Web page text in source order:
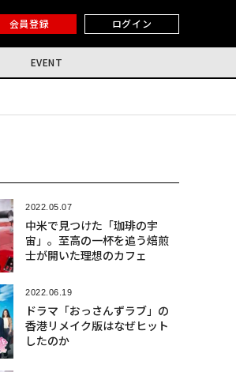
会員登録 ログイン
EVENT
2022.05.07
中米で見つけた「珈琲の宇
宙」。至高の一杯を追う焙煎
士が開いた理想のカフェ
2022.06.19
ドラマ「おっさんずラブ」の
香港リメイク版はなぜヒット
したのか